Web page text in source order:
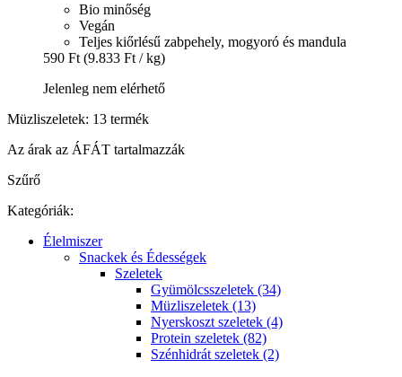
Bio minőség
Vegán
Teljes kiőrlésű zabpehely, mogyoró és mandula
590 Ft (9.833 Ft / kg)
Jelenleg nem elérhető
Müzliszeletek: 13 termék
Az árak az ÁFÁT tartalmazzák
Szűrő
Kategóriák:
Élelmiszer
Snackek és Édességek
Szeletek
Gyümölcsszeletek (34)
Müzliszeletek (13)
Nyerskoszt szeletek (4)
Protein szeletek (82)
Szénhidrát szeletek (2)